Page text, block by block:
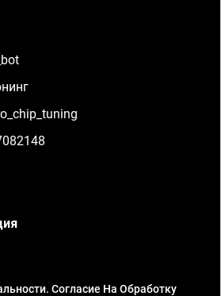
Согласие На Обработку